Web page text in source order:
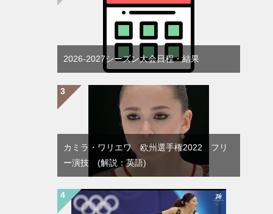
2026-2027シーズン大会日程・結果
カミラ・ワリエワ 欧州選手権2022 フリ
ー演技 (解説：英語)